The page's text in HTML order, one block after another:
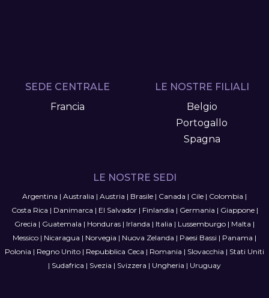
SEDE CENTRALE
Francia
LE NOSTRE FILIALI
Belgio
Portogallo
Spagna
LE NOSTRE SEDI
Argentina | Australia | Austria | Brasile | Canada | Cile | Colombia |
Costa Rica | Danimarca | El Salvador| Finlandia | Germania | Giappone|
Grecia | Guatemala | Honduras | Irlanda | Italia | Lussemburgo | Malta |
Messico | Nicaragua | Norvegia | Nuova Zelanda | Paesi Bassi | Panama |
Polonia | Regno Unito | Repubblica Ceca | Romania | Slovacchia | Stati Uniti
| Sudafrica | Svezia | Svizzera | Ungheria | Uruguay